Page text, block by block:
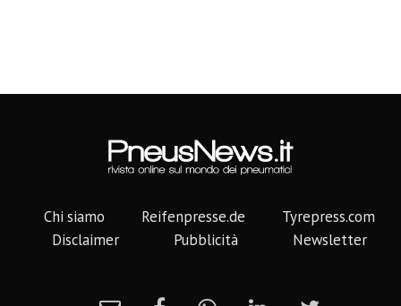
Chi siamo Reifenpresse.de
Tyrepress.com
Disclaimer
Pubblicità Newsletter